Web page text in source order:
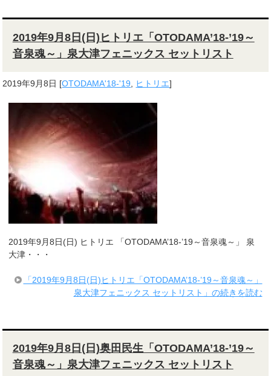
2019年9月8日(日)ヒトリエ「OTODAMA’18-’19～
音泉魂～」泉大津フェニックス セットリスト
2019年9月8日 [OTODAMA'18-'19 ヒトリエ]
2019年9月8日(日) ヒトリエ 「OTODAMA’18-’19～音泉魂～」 泉
大津・・・
「2019年9月8日(日)ヒトリエ「OTODAMA’18-’19～音泉魂～」
泉大津フェニックス セットリスト」の続きを読む
2019年9月8日(日)奥田民生「OTODAMA’18-’19～
音泉魂～」泉大津フェニックス セットリスト